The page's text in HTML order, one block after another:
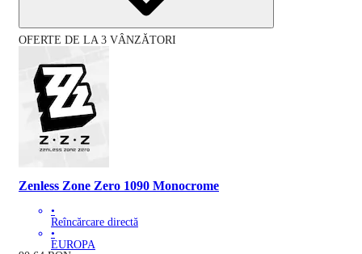
OFERTE DE LA 3 VÂNZĂTORI
Zenless Zone Zero 1090 Monocrome
•
Reîncărcare directă
•
EUROPA